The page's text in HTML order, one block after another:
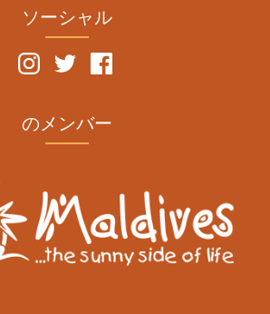
ソーシャル
のメンバー